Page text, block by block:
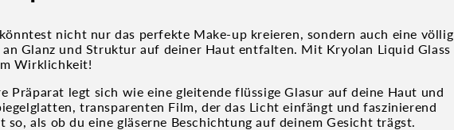
nicht nur das perfekte Make-up kreieren, sondern auch eine völlig
an Glanz und Struktur auf deiner Haut entfalten. Mit Kryolan Liquid Glass
Wirklichkeit!
Präparat legt sich wie eine gleitende flüssige Glasur auf deine Haut und
transparenten Film, der das Licht einfängt und faszinierend
als ob du eine gläserne Beschichtung auf deinem Gesicht trägst.